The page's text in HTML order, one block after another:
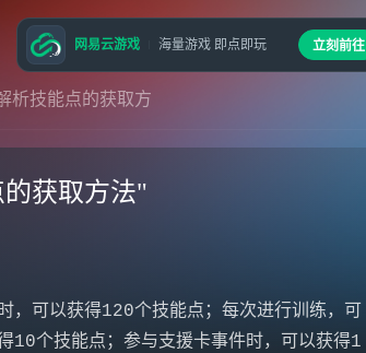
析技能点的获取方
获取方法"
，可以获得120个技能点；每次进行训练，可
10个技能点；参与支援卡事件时，可以获得1
网易云游戏 海量游戏 即点即玩 立刻前往